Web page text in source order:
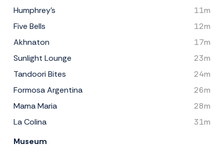
Humphrey's
11m
Five Bells
12m
Akhnaton
17m
Sunlight Lounge
23m
Tandoori Bites
24m
Formosa Argentina
26m
Mama Maria
28m
La Colina
31m
Museum